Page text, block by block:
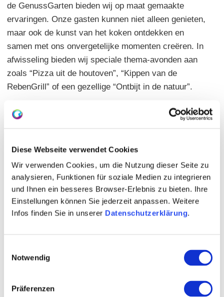
Diese Webseite verwendet Cookies
Wir verwenden Cookies, um die Nutzung dieser Seite zu
analysieren, Funktionen für soziale Medien zu integrieren
und Ihnen ein besseres Browser-Erlebnis zu bieten. Ihre
Einstellungen können Sie jederzeit anpassen. Weitere
Infos finden Sie in unserer Datenschutzerklärung.
Notwendig
Präferenzen
de GenussGarten bieden wij op maat gemaakte
ervaringen. Onze gasten kunnen niet alleen genieten,
maar ook de kunst van het koken ontdekken en
samen met ons onvergetelijke momenten creëren. In
afwisseling bieden wij speciale thema-avonden aan
zoals “Pizza uit de houtoven”, “Kippen van de
RebenGrill” of een gezellige “Ontbijt in de natuur”.
Onze Genussladen – Genot voor thuis
ons dagelijkse leven. Daarom hebben we onze
Genussladen nieuw leven ingeblazen. Hier kunnen
onze gasten niet alleen verse groenten en fruit uit
eigen teelt kopen, maar ook regionale specialiteiten
van andere producenten die we persoonlijk
waarderen. Voor de perfecte genot thuis bieden wij